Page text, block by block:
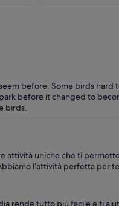
prezzo
più
basso,
before. Some birds hard
before it changed to
birds.
attività uniche che ti
l’attività perfetta per
rende tutto più facile e ti